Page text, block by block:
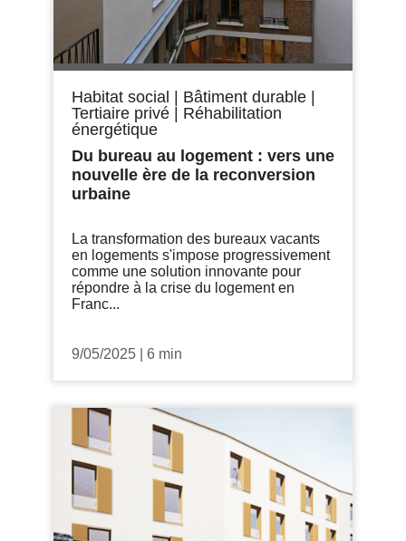
Habitat social Bâtiment durable
Tertiaire privé
Réhabilitation
énergétique
Du bureau au logement : vers une
nouvelle ère de la reconversion
urbaine
La transformation des bureaux vacants
en logements s'impose progressivement
comme une solution innovante pour
répondre à la crise du logement en
Franc...
9/05/2025 6 min